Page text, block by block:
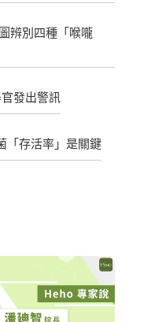
辨別四種「喉嚨
發出警訊
「存活率」是關鍵